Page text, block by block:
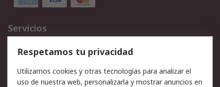
Servicios
Cómo realizar pedidos
Devoluciones
Facturación y pago
Ofertas
Soporte técnico
Respetamos tu privacidad
Utilizamos cookies y otras tecnologías para analizar el
uso de nuestra web, personalizarla y mostrar anuncios en